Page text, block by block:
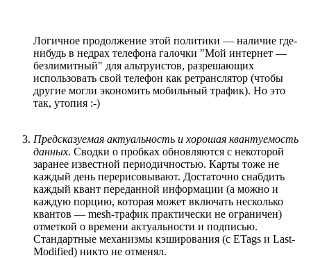
Логичное продолжение этой политики — наличие где-
нибудь в недрах телефона галочки "Мой интернет —
безлимитный" для альтруистов, разрешающих
использовать свой телефон как ретранслятор (чтобы
другие могли экономить мобильный трафик). Но это
так, утопия :-)
Предсказуемая актуальность и хорошая квантуемость
данных. Сводки о пробках обновляются с некоторой
заранее известной периодичностью. Карты тоже не
каждый день перерисовывают. Достаточно снабдить
каждый квант переданной информации (а можно и
каждую порцию, которая может включать несколько
квантов — mesh-трафик практически не ограничен)
отметкой о времени актуальности и подписью.
Стандартные механизмы кэширования (с ETags и Last-
Modified) никто не отменял.